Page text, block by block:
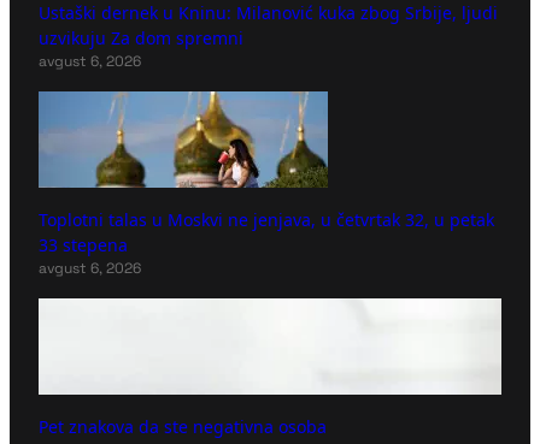
Ustaški dernek u Kninu: Milanović kuka zbog Srbije, ljudi
uzvikuju Za dom spremni
avgust 6, 2026
Toplotni talas u Moskvi ne jenjava, u četvrtak 32, u petak
33 stepena
avgust 6, 2026
Pet znakova da ste negativna osoba